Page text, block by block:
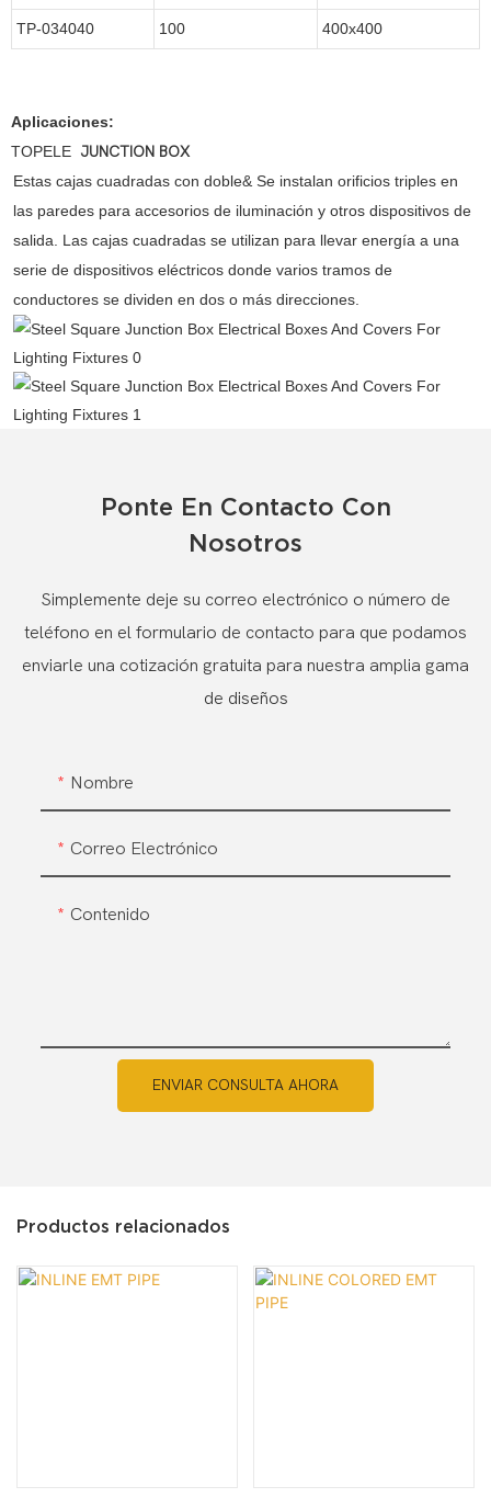
TP-034040 100 400x400
Aplicaciones:
TOPELE JUNCTION BOX
Estas cajas cuadradas con doble& Se instalan orificios triples en
las paredes para accesorios de iluminación y otros dispositivos de
salida. Las cajas cuadradas se utilizan para llevar energía a una
serie de dispositivos eléctricos donde varios tramos de
conductores se dividen en dos o más direcciones.
Ponte En Contacto Con
Nosotros
Simplemente deje su correo electrónico o número de
teléfono en el formulario de contacto para que podamos
enviarle una cotización gratuita para nuestra amplia gama
de diseños
Nombre
Correo Electrónico
Contenido
ENVIAR CONSULTA AHORA
Productos relacionados